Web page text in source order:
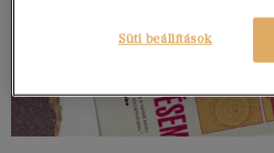
Süti beállítások